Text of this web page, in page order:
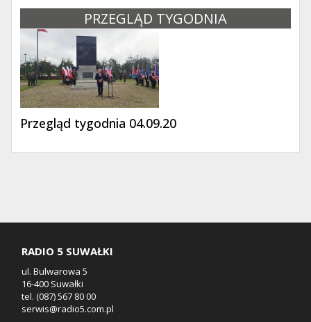
PRZEGLĄD TYGODNIA
Przegląd tygodnia 04.09.20
RADIO 5 SUWAŁKI
ul. Bulwarowa 5
16-400 Suwałki
tel. (087) 567 80 00
serwis@radio5.com.pl